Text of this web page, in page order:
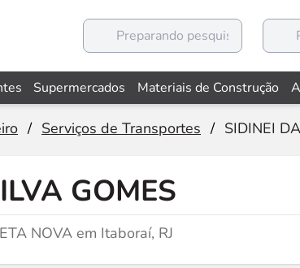
Supermercados Materiais de Construção
/ Serviços de Transportes / SIDINEI
GOMES
NOVA em Itaboraí, RJ